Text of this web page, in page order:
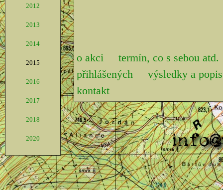
2012
2013
2014
2015
2016
2017
2018
2020
o akci
termín, co s sebou atd.
přihlášených
výsledky a
kontakt